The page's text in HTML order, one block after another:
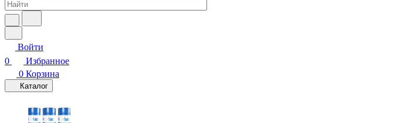
Войти
0
Избранное
0 Корзина
Каталог